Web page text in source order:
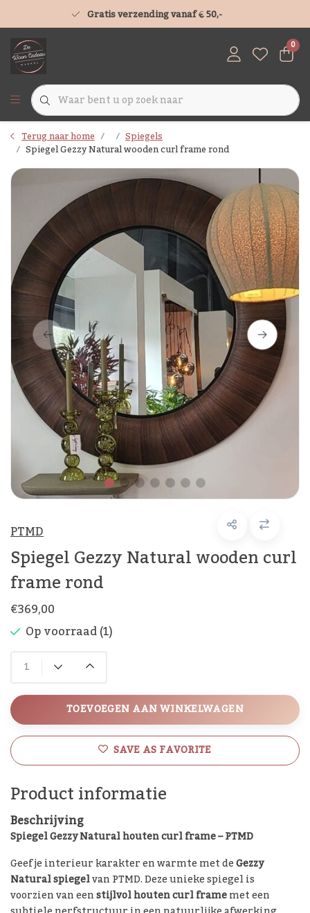
Gratis verzending vanaf € 50,-
0
Terug naar home Spiegels
Spiegel Gezzy Natural wooden curl frame rond
PTMD
Spiegel Gezzy Natural wooden curl
frame rond
€369,00
Op voorraad (1)
TOEVOEGEN AAN WINKELWAGEN
SAVE AS FAVORITE
Product informatie
Beschrijving
Spiegel Gezzy Natural houten curl frame – PTMD
Geef je interieur karakter en warmte met deGezzy
Natural spiegelvan PTMD. Deze unieke spiegel is
voorzien van eenstijlvol houten curl framemet een